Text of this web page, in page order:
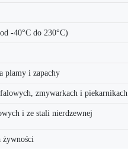
-40°C do 230°C)
plamy i zapachy
zmywarkach i piekarnikach
i ze stali nierdzewnej
żywności